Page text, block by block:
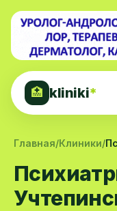
🏥 kliniki*
Главная/Клиники/